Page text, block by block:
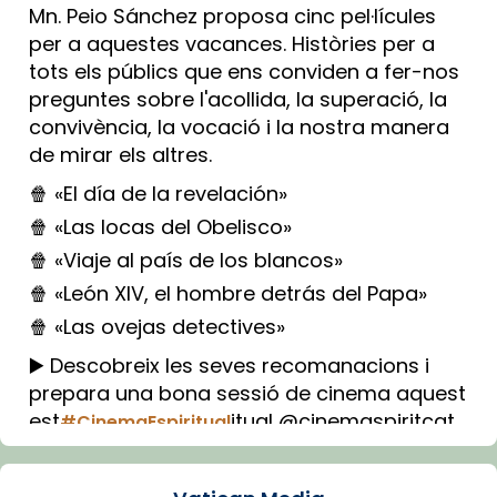
Mn. Peio Sánchez proposa cinc pel·lícules
per a aquestes vacances. Històries per a
tots els públics que ens conviden a fer-nos
preguntes sobre l'acollida, la superació, la
convivència, la vocació i la nostra manera
de mirar els altres.
🍿 «El día de la revelación»
🍿 «Las locas del Obelisco»
🍿 «Viaje al país de los blancos»
🍿 «León XIV, el hombre detrás del Papa»
🍿 «Las ovejas detectives»
▶️ Descobreix les seves recomanacions i
prepara una bona sessió de cinema aquest
est#CinemaEspiritualitual @cinemaspiritcat
Imatge: Generada amb IA (OpenAI)